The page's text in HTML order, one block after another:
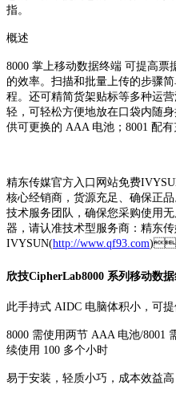
指。
概述
8000 掌上移动数据终端 可提高票
的效率。扫描和批量上传的步骤
程。还可精简货架贴标等多种运营
轻，可轻松方便地放在口袋内随身
供可更换的 AAA 电池；8001 配有充
精东传媒官方入口网站免费
核心经销商，货源充足、确保正
技术服务团队，确保您采购使用
器，请认准技术型服务商：精
IVYSUN(http://www.qf93.com
欣技CipherLab8000 系列移动数据终
此手持式 AIDC 电脑体积小，可
8000 需使用两节 AAA 电池/8001 需
续使用 100 多个小时
易于安装，轻质小巧，成本效益高